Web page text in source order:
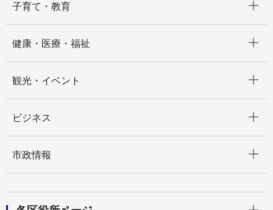
子育て・教育
健康・医療・福祉
観光・イベント
ビジネス
市政情報